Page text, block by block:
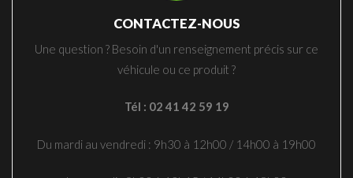
CONTACTEZ-NOUS
Une question ? Besoin d'un renseignement précis sur ce
véhicule ou ce produit ?
Tél : 02 41 42 59 19
Du mardi au vendredi : 9h30 à 12h00 / 14h00 à 19h00